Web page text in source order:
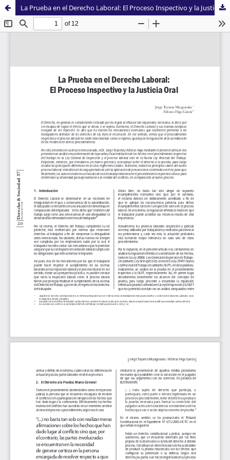
La Prueba en el Derecho Laboral: El Proceso Inspectivo y la Justicia Oral